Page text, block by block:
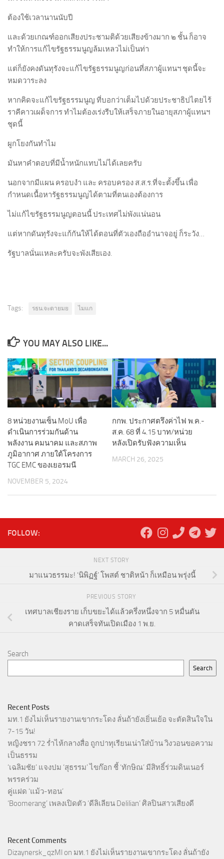
ต้องใช้เวลานานนับปี
และด้วยเกณฑ์ออกเสียงประชามติด้วยเสียงข้างมาก ๒ ชั้น ก็อาจ
ทำให้การแก้ไขรัฐธรรมนูญล้มเหลวไม่เป็นท่า
แต่ก็ยังคงดันทุรังจะแก้ไขรัฐธรรมนูญก่อนที่สภาผู้แทนฯ ชุดนี้จะ
หมดวาระลง
หากคิดจะแก้ไขรัฐธรรมนูญ ที่บอกว่าเต็มไปด้วยประชาธิปไตยไร้
ราคีคาวเผด็จการ ทำไมต้องเร่งรีบให้เสร็จภายในอายุสภาผู้แทนฯ
ชุดนี้
ผูกโยงกันทำไม
มันหาคำตอบที่มีน้ำหนักแทบไม่ได้เลยครับ
นอกจากมีแผน ครอบงำ และ ครอบครอง ส.ส.ร.ที่จะตั้งขึ้น เพื่อ
กำหนดเนื้อหารัฐธรรมนูญได้ตามที่ตนเองต้องการ
ไม่แก้ไขรัฐธรรมนูญตอนนี้ ประเทศไม่พังแน่นอน
แต่หากดันทุรังจะแก้กันให้ได้ตอนที่ตัวเองถืออำนาจอยู่ ก็ระวัง…
รัฐบาลนั่นแหละครับจะพังเสียเอง.
Tags: รธน.จะตายมย ไมแก
YOU MAY ALSO LIKE...
8 หน่วยงานเซ็น MoU เพื่อ
ดำเนินการร่วมกันด้าน
พลังงาน คมนาคม และสภาพ
ภูมิอากาศ ภายใต้โครงการ
TGC EMC ของเยอรมนี
NOVEMBER 5, 2024
กกพ. ประกาศตรึงค่าไฟ พ.ค.-
ส.ค. 68 ที่ 4.15 บาท/หน่วย
หลังเปิดรับฟังความเห็น
MARCH 26, 2025
FOLLOW:
NEXT STORY
มาแนวธรรมะ! ‘นิพิฏฐ์’ โพสต์ ชาติหน้า ก็เหมือน พรุ่งนี้
PREVIOUS STORY
เทศบาลเชียงราย เก็บขยะได้แล้วครึ่งหนึ่งจาก 5 หมื่นตัน
คาดเสร็จทันเปิดเมือง 1 พ.ย.
Search
Search
Recent Posts
มท.1 ยังไม่เห็นรายงานเขากระโดง ลั่นถ้ายังเยิ่นเย้อ จะตัดสินใจใน
7-15 วัน!
หญิงชรา 72 ร่ำไห้กลางสื่อ ถูกปาทุเรียนเน่าใส่บ้าน วิงวอนขอความ
เป็นธรรม
‘เฉลิมชัย’ แจงปม ‘สุธรรม’ ไขก๊อก ชี้ ‘ทักษิณ’ มีสิทธิ์ร่วมดินเนอร์
พรรคร่วม
คู่แฝด ‘แม้ว-ทอน’
‘Boomerang’ เพลงเปิดตัว ‘ดีลิเลียน Delilian’ ศิลปินสาวเสียงดี
Recent Comments
Dizaynersk_qzMl on มท.1 ยังไม่เห็นรายงานเขากระโดง ลั่นถ้ายัง